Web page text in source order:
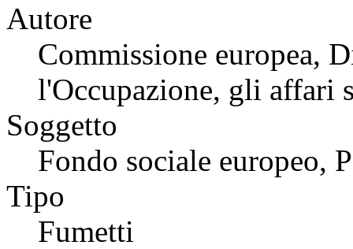
Autore
Commissione europea,
l'Occupazione, gli affari
Soggetto
Fondo sociale europeo,
Tipo
Fumetti